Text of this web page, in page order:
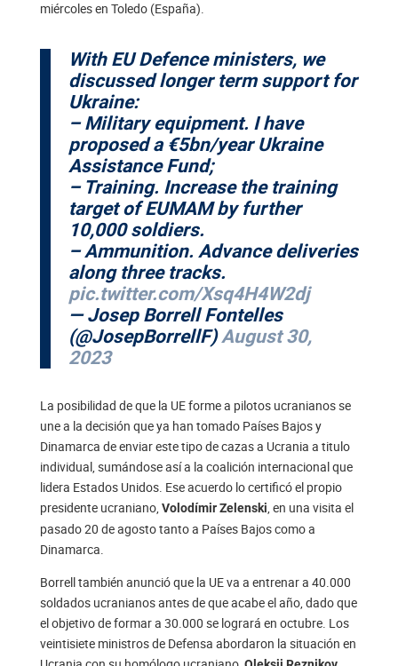
miércoles en Toledo (España).
With EU Defence ministers, we
discussed longer term support for
Ukraine:
– Military equipment. I have
proposed a €5bn/year Ukraine
Assistance Fund;
– Training. Increase the training
target of EUMAM by further
10,000 soldiers.
– Ammunition. Advance deliveries
along three tracks.
pic.twitter.com/Xsq4H4W2dj
— Josep Borrell Fontelles
(@JosepBorrellF)August 30,
2023
La posibilidad de que la UE forme a pilotos ucranianos se
une a la decisión que ya han tomado Países Bajos y
Dinamarca de enviar este tipo de cazas a Ucrania a titulo
individual, sumándose así a la coalición internacional que
lidera Estados Unidos. Ese acuerdo lo certificó el propio
presidente ucraniano, Volodímir Zelenski, en una visita el
pasado 20 de agosto tanto a Países Bajos como a
Dinamarca.
Borrell también anunció que la UE va a entrenar a 40.000
soldados ucranianos antes de que acabe el año, dado que
el objetivo de formar a 30.000 se logrará en octubre. Los
veintisiete ministros de Defensa abordaron la situación en